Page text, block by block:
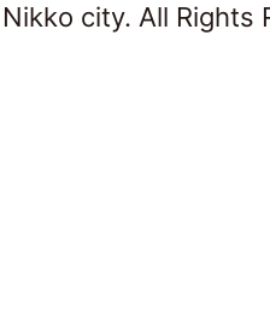
city. All Rights